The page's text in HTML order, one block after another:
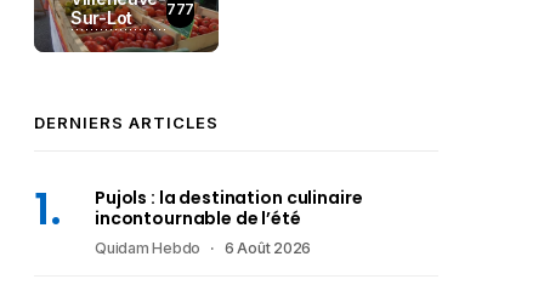
Sur-Lot
777
DERNIERS ARTICLES
Pujols : la destination culinaire
incontournable de l’été
Quidam Hebdo 6 Août 2026